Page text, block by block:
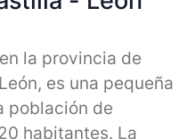
la provincia de
es una pequeña
población de
habitantes. La